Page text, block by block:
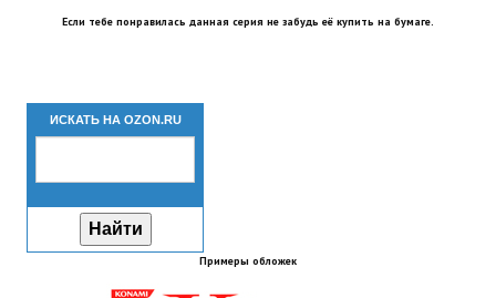
Dungeon Siege 2 Legendary Mod (Русские субтитры)
Моды группы
Kitana HGEC
Apella CBBE SSE BodySlide (with Physics)
Если тебе понравилась данная серия не забудь её купить на бумаге.
ИСКАТЬ НА OZON.RU
Примеры обложек